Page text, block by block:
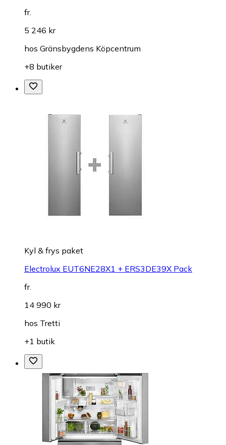
fr.
5 246 kr
hos Gränsbygdens Köpcentrum
+8 butiker
Kyl & frys paket
Electrolux EUT6NE28X1 + ERS3DE39X Pack
fr.
14 990 kr
hos Tretti
+1 butik